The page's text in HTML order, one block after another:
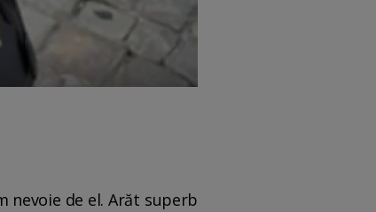
nevoie de el. Arăt superb